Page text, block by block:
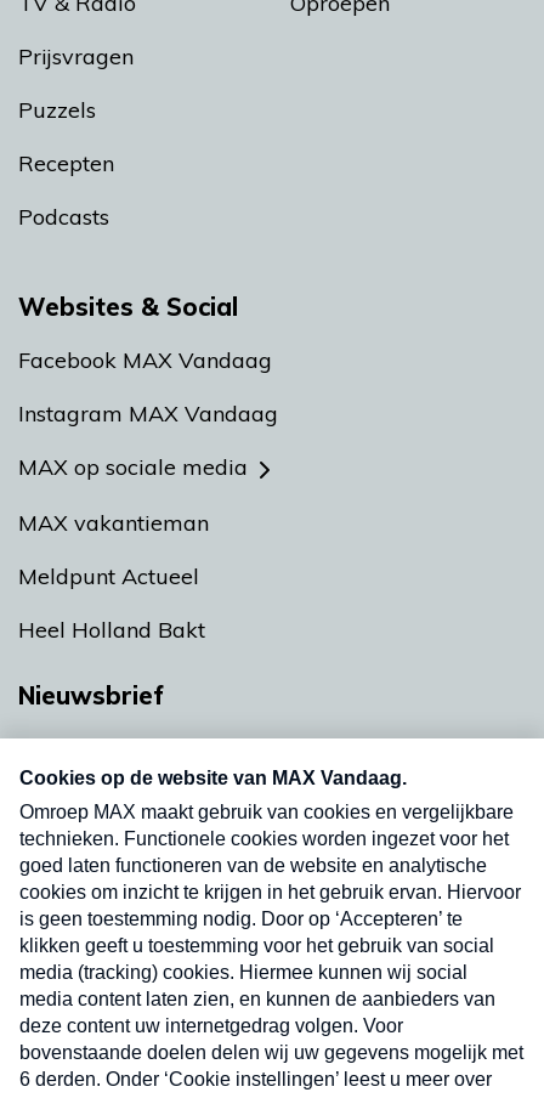
Prijsvragen
Puzzels
Recepten
Podcasts
Websites & Social
Facebook MAX Vandaag
Instagram MAX Vandaag
MAX op sociale media
MAX vakantieman
Meldpunt Actueel
Heel Holland Bakt
Nieuwsbrief
nieuwsbrief. Elke vrijdag- en dinsdagochtend in
uw mailbox.
Verzend